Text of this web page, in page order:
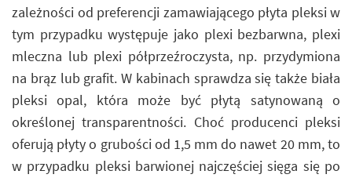
zależności od preferencji zamawiającego płyta pleksi w
tym przypadku występuje jako plexi bezbarwna, plexi
mleczna lub plexi półprzeźroczysta, np. przydymiona
na brąz lub grafit. W kabinach sprawdza się także biała
pleksi opal, która może być płytą satynowaną o
określonej transparentności. Choć producenci pleksi
oferują płyty o grubości od 1,5 mm do nawet 20 mm, to
w przypadku pleksi barwionej najczęściej sięga się po